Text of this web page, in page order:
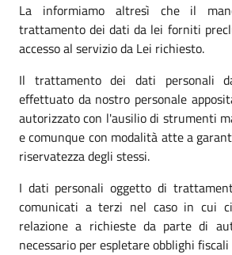
La informiamo altresì che il
trattamento dei dati da lei forniti
accesso al servizio da Lei richiesto.
Il trattamento dei dati personali
effettuato da nostro personale
autorizzato con l'ausilio di strumenti
e comunque con modalità atte a
riservatezza degli stessi.
I dati personali oggetto di
comunicati a terzi nel caso in cui
relazione a richieste da parte di
necessario per espletare obblighi